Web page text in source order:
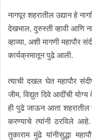
नागपूर शहरातील उद्यान हे
देखभाल, दुरुस्ती व्हावी आणि
व्हाव्या, अशी मागणी महापौर
कार्यक्रमातून पुढे आली.
त्याची दखल घेत महापौर
जीम, विद्युत दिवे आदींची
ही पुढे जाऊन आता शहरातील
करण्याचे त्यांनी ठरविले
तुकाराम मुंढे यांनीसुद्धा